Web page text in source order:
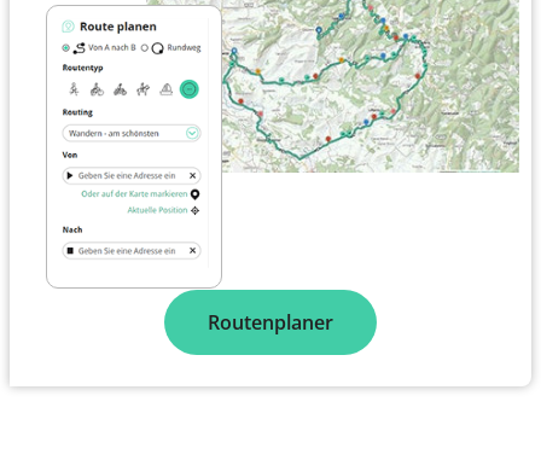
Routenplaner